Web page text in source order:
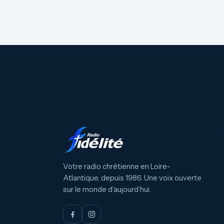
Votre radio chrétienne en Loire-
Atlantique, depuis 1986. Une voix ouverte
sur le monde d’aujourd’hui.